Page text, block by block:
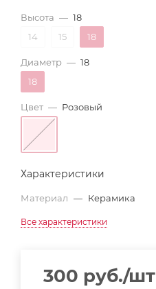
Высота — 18
14
15 18
Диаметр — 18
18
Цвет — Розовый
Характеристики
Материал — Керамика
Все характеристики
300 руб./шт